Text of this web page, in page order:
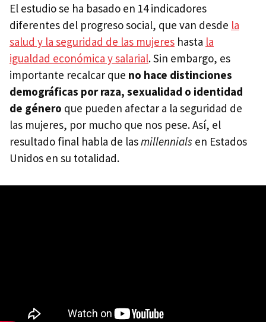
El estudio se ha basado en 14 indicadores
diferentes del progreso social, que van desde la
salud y la seguridad de las mujeres hasta la
igualdad económica y salarial. Sin embargo, es
importante recalcar que no hace distinciones
demográficas por raza, sexualidad o identidad
de género que pueden afectar a la seguridad de
las mujeres, por mucho que nos pese. Así, el
resultado final habla de lasmillennials en Estados
Unidos en su totalidad.